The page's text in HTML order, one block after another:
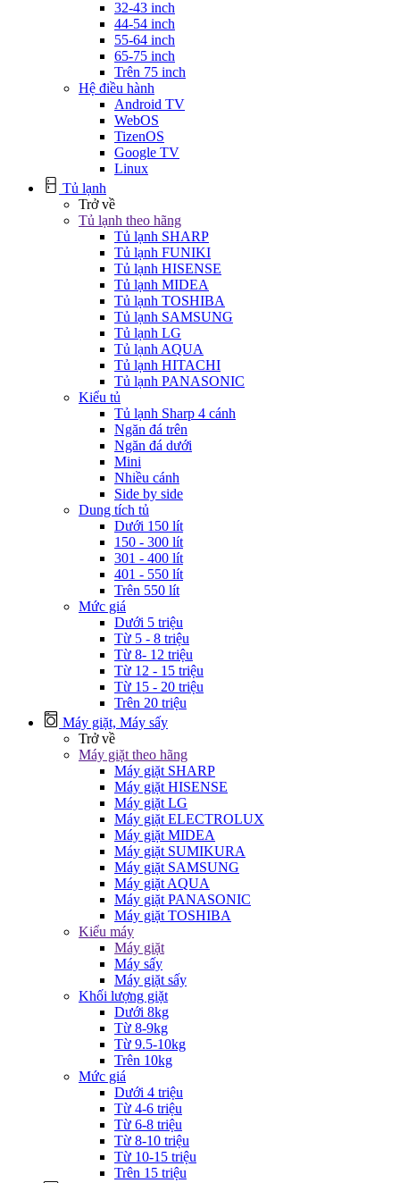
32-43 inch
44-54 inch
55-64 inch
65-75 inch
Trên 75 inch
Hệ điều hành
Android TV
WebOS
TizenOS
Google TV
Linux
Tủ lạnh
Trở về
Tủ lạnh theo hãng
Tủ lạnh SHARP
Tủ lạnh FUNIKI
Tủ lạnh HISENSE
Tủ lạnh MIDEA
Tủ lạnh TOSHIBA
Tủ lạnh SAMSUNG
Tủ lạnh LG
Tủ lạnh AQUA
Tủ lạnh HITACHI
Tủ lạnh PANASONIC
Kiểu tủ
Tủ lạnh Sharp 4 cánh
Ngăn đá trên
Ngăn đá dưới
Mini
Nhiều cánh
Side by side
Dung tích tủ
Dưới 150 lít
150 - 300 lít
301 - 400 lít
401 - 550 lít
Trên 550 lít
Mức giá
Dưới 5 triệu
Từ 5 - 8 triệu
Từ 8- 12 triệu
Từ 12 - 15 triệu
Từ 15 - 20 triệu
Trên 20 triệu
Máy giặt, Máy sấy
Trở về
Máy giặt theo hãng
Máy giặt SHARP
Máy giặt HISENSE
Máy giặt LG
Máy giặt ELECTROLUX
Máy giặt MIDEA
Máy giặt SUMIKURA
Máy giặt SAMSUNG
Máy giặt AQUA
Máy giặt PANASONIC
Máy giặt TOSHIBA
Kiểu máy
Máy giặt
Máy sấy
Máy giặt sấy
Khối lượng giặt
Dưới 8kg
Từ 8-9kg
Từ 9.5-10kg
Trên 10kg
Mức giá
Dưới 4 triệu
Từ 4-6 triệu
Từ 6-8 triệu
Từ 8-10 triệu
Từ 10-15 triệu
Trên 15 triệu